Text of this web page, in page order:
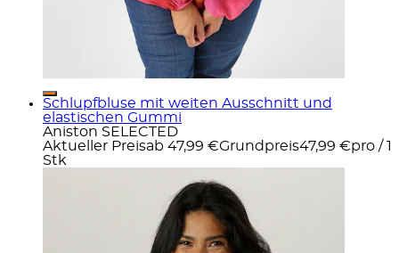
Schlupfbluse mit weiten Ausschnitt und
elastischen Gummi
Aniston SELECTED
Aktueller Preisab 47,99 €Grundpreis47,99 €pro / 1
Stk